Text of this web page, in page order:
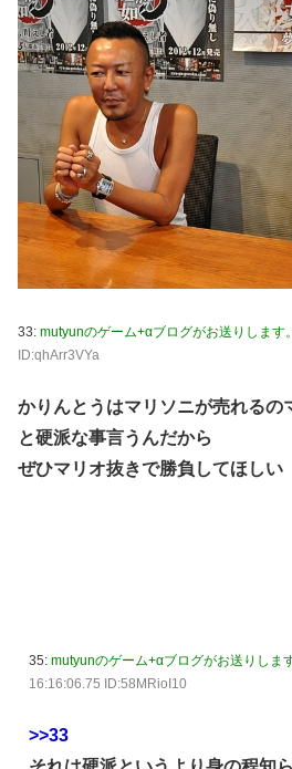
33: mutyunのゲーム+αブログがお送りします。
ID:qhArr3VYa
かりんとうはマリソニが売れるの
と硬派な事言うんだから
ぜひマリオ抜きで勝負してほしい
35: mutyunのゲーム+αブログがお送りします
16:16:06.75 ID:58MRioI10
>>33